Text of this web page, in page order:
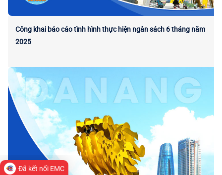
Công khai báo cáo tình hình thực hiện ngân sách 6 tháng năm
2025
Đã kết nối EMC